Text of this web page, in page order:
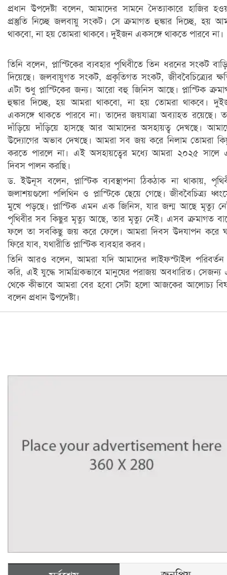
প্রধান উপদেষ্টা বলেন, আমাদের সামনে দৈত্যাকারে হাজির
প্রস্তুতি নিচ্ছে জলবায়ু সংকট। সে ক্রমাগত হুঙ্কার দিচ্ছে, হয়
থাকবো, না হয় তোমরা থাকবে। দুইজন একসঙ্গে থাকতে পারবে না।
তিনি বলেন, প্লাস্টিকের ব্যবহার পৃথিবীতে তিন ধরনের সংকট
দিয়েছে। জলবায়ুগত সংকট, প্রকৃতিগত সংকট, জীববৈচিত্র্যের
এটা শুধু প্লাস্টিকের জন্য। আরো বহু জিনিস আছে। প্লাস্টিক
হুঙ্কার দিচ্ছে, হয় আমরা থাকবো, না হয় তোমরা থাকবে।
একসঙ্গে থাকতে পারবে না। তাদের জয়যাত্রা অব্যাহত রয়েছে।
দাঁড়িয়ে দাঁড়িয়ে হাসছে আর আমাদের অসহায়ত্ব দেখছে।
উদ্যোগের অভাব দেখছে। আমরা সব জয় করে নিলাম তোমরা
করতে পারলে না। এই অসহায়ত্বের মধ্যে আমরা ২০২৫ সালে
দিবস পালন করছি।
ড. ইউনূস বলেন, প্লাস্টিক ব্যবস্থাপনা ঠিকঠাক না থাকায়,
জলাশয়গুলো পলিথিন ও প্লাস্টিকে ছেয়ে গেছে। জীববৈচিত্র্য
মুখে পড়ছে। প্লাস্টিক এমন এক জিনিস, যার জন্ম আছে মৃত্যু
পৃথিবীর সব কিছুর মৃত্যু আছে, তার মৃত্যু নেই। এসব ক্রমাগত
ফলে তা সবকিছু জয় করে ফেলে। আমরা দিবস উদযাপন করে
ফিরে যাব, যথারীতি প্লাস্টিক ব্যবহার করব।
তিনি আরও বলেন, আমরা যদি আমাদের লাইফস্টাইল পরিবর্তন
করি, এই যুদ্ধে সামগ্রিকভাবে মানুষের পরাজয় অবধারিত। সেজন্য
থেকে কীভাবে আমরা বের হবো সেটা হলো আজকের আলোচ্য
বলেন প্রধান উপদেষ্টা।